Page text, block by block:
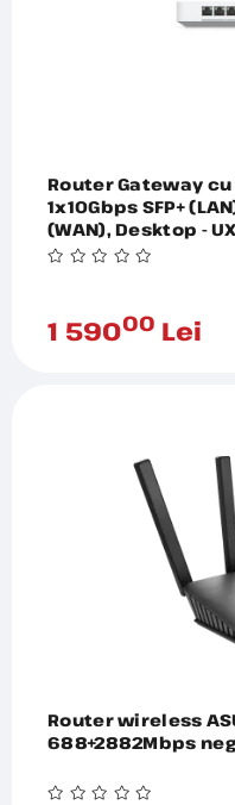
Router Gateway cu
1x10Gbps SFP+
(WAN), Desktop -
1 59000 Lei
Router wireless
688+2882Mbps